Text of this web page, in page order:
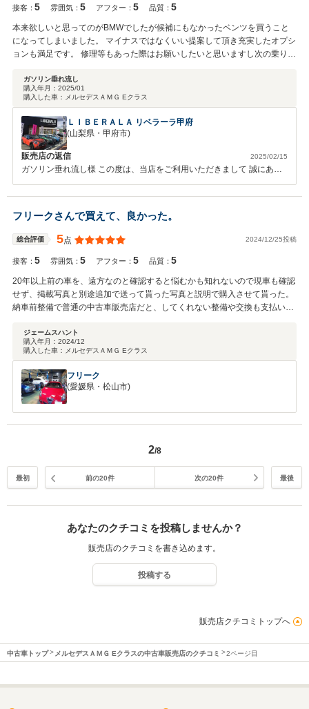
接客：5 雰囲気：5 アフター：5 品質：5
本来欲しいと思ってのがBMWでしたが候補にもなかったベンツを買うこと
になってしまいました。 マイナスではなくいい提案して頂き充実したオプシ
ョンも満足です。 修理等もあった際はお願いしたいと思いますし次の乗り換
ガソリン垂れ流し
購入年月： 2025/01
購入した車：
メルセデスＡＭＧ Eクラス
ＬＩＢＥＲＡＬＡ リベラーラ甲府
(山梨県・甲府市)
販売店の返信 2025/02/15
ガソリン垂れ流し様 この度は、当店をご利用いただきまして 誠にあり
がとうございます。 ハイパフォーマンスのお車はご案内が難しく ガソ
リン垂れ流し様に気に入っていただける お車をご提案できまして嬉し
ただきます。 よろしくお願いいたします。
フリークさんで買えて、良かった。
総合評価 5点 2024/12/25投稿
接客：5 雰囲気：5 アフター：5 品質：5
20年以上前の車を、遠方なのと確認すると悩むかも知れないので現車も確認
せず、掲載写真と別途追加で送って貰った写真と説明で購入させて貰った。
納車前整備で普通の中古車販売店だと、してくれない整備や交換も支払い表
加オプションが存在しない。 大手中古車販売店や1円でも販売価格を安く見
せる事に努力を注いでる販売店は、見習って欲しいものです。 追加で、ドラ
レコとレーダーの取り付けそして長く乗りたいので、充分な納車前整備を頂
けるとの事でしたので別途メーカーがメンテナンスフリーとするような通常
は交換しないような予防整備等をお願いしました。 一部の中古車販売店や街
の整備工場では、ディラーへ外注かお断りされるだろう内容の整備依頼も、
気持ち良く受けてくださいました。 必要以上に整備頂いてるので、爆弾の寿
命は早かれ遅かれくるでしょうが、それ以外の消耗品や劣化は対して費用も
ピカ。 ドアのヒンジの細かい部分まで綺麗に清掃してくださっており、何も
手を加える必要が無くウキウキしました。 余計な事は書けないみたいです
が、中古車を購入して購入者が思う理想は全て叶えてくださる販売店です。
社長、メカニックの方々、事務の方々皆さん真摯に相談にのってくださいま
バンバン車両は無いのかも知れませんが、お問い合わせやBLOG等を拝見さ
れると人柄も出ており私の言葉以上に安心に変わるとおもいます。 不満は遠
ジェームスハント
購入年月： 2024/12
購入した車：
メルセデスＡＭＧ Eクラス
フリーク
(愛媛県・松山市)
2/8
最初 前の20件 次の20件 最後
あなたのクチコミを投稿しませんか？
販売店のクチコミを書き込めます。
投稿する
販売店クチコミトップへ
中古車トップ メルセデスＡＭＧ Eクラスの中古車販売店のクチコミ 2ページ目